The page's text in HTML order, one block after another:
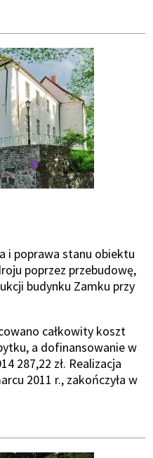
i poprawa stanu obiektu
poprzez przebudowę,
budynku Zamku przy
całkowity koszt
a dofinansowanie w
287,22 zł. Realizacja
2011 r., zakończyła w